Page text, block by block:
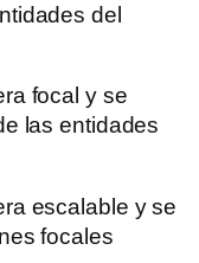
del
focal y se
las entidades
escalable y se
focales